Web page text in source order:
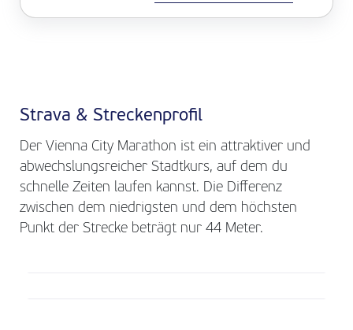
Strava & Streckenprofil
Der Vienna City Marathon ist ein attraktiver und
abwechslungsreicher Stadtkurs, auf dem du
schnelle Zeiten laufen kannst. Die Differenz
zwischen dem niedrigsten und dem höchsten
Punkt der Strecke beträgt nur 44 Meter.